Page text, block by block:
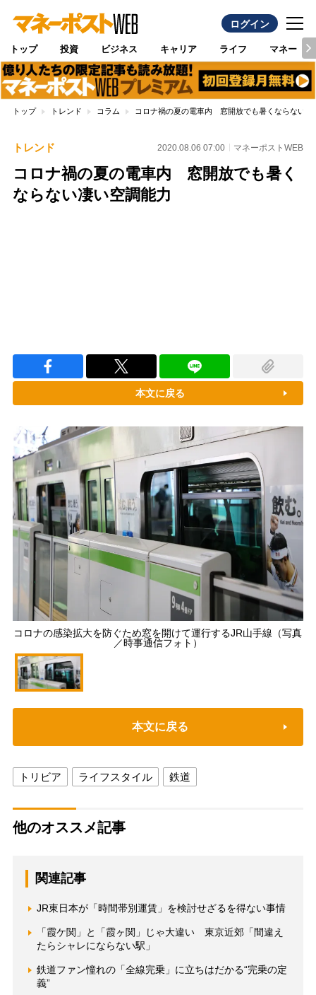
ログイン
トップ 投資 ビジネス キャリア ライフ マネー
トップ トレンド コラム コロナ禍の夏の電車内 窓開放でも暑くならない凄
トレンド 2020.08.06 07:00 マネーポストWEB
コロナ禍の夏の電車内 窓開放でも暑く
ならない凄い空調能力
本文に戻る
コロナの感染拡大を防ぐため窓を開けて運行するJR山手線（写真
／時事通信フォト）
本文に戻る
トリビア ライフスタイル 鉄道
他のオススメ記事
関連記事
JR東日本が「時間帯別運賃」を検討せざるを得ない事情
「霞ケ関」と「霞ヶ関」じゃ大違い 東京近郊「間違え
たらシャレにならない駅」
鉄道ファン憧れの「全線完乗」に立ちはだかる“完乗の定
義”